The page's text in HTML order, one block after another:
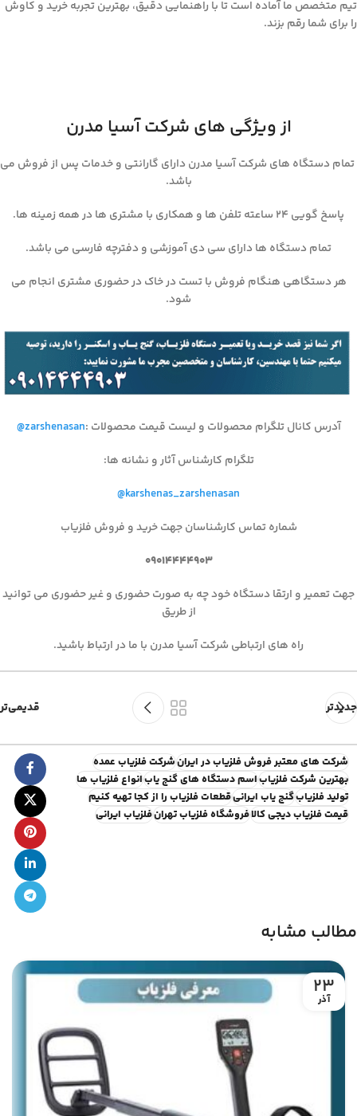
تیم متخصص ما آماده است تا با راهنمایی دقیق، بهترین تجربه خرید و کاوش
را برای شما رقم بزند.
از ویژگی های شرکت آسیا مدرن
تمام دستگاه های شرکت آسیا مدرن دارای گارانتی و خدمات پس از فروش می
باشد.
پاسخ گویی ۲۴ ساعته تلفن ها و همکاری با مشتری ها در همه زمینه ها.
تمام دستگاه ها دارای سی دی آموزشی و دفترچه فارسی می باشد.
هر دستگاهی هنگام فروش با تست در خاک در حضوری مشتری انجام می
شود.
آدرس کانال تلگرام محصولات و لیست قیمت محصولات :
@zarshenasan
تلگرام کارشناس آثار و نشانه ها:
@karshenas_zarshenasan
شماره تماس کارشناسان جهت خرید و فروش فلزیاب
۰۹۰۱۴۴۴۴۹۰۳
جهت تعمیر و ارتقا دستگاه خود چه به صورت حضوری و غیر حضوری می توانید
از طریق
راه های ارتباطی شرکت آسیا مدرن با ما در ارتباط باشید.
جدیدتر قدیمی‌تر
شرکت های معتبر فروش فلزیاب در ایرانشرکت فلزیاب عمده
بهترین شرکت فلزیاباسم دستگاه های گنج یابانواع فلزیاب ها
تولید فلزیابگنج یاب ایرانیقطعات فلزیاب را از کجا تهیه کنیم
قیمت فلزیاب دیجی کالافروشگاه فلزیاب تهرانفلزیاب ایرانی
مطالب مشابه
23
آذر